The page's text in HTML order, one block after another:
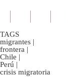
TAGS
migrantes |
frontera |
Chile |
Perú |
crisis migratoria